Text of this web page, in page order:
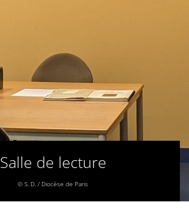
Salle de lecture
© S. D. / Diocèse de Paris